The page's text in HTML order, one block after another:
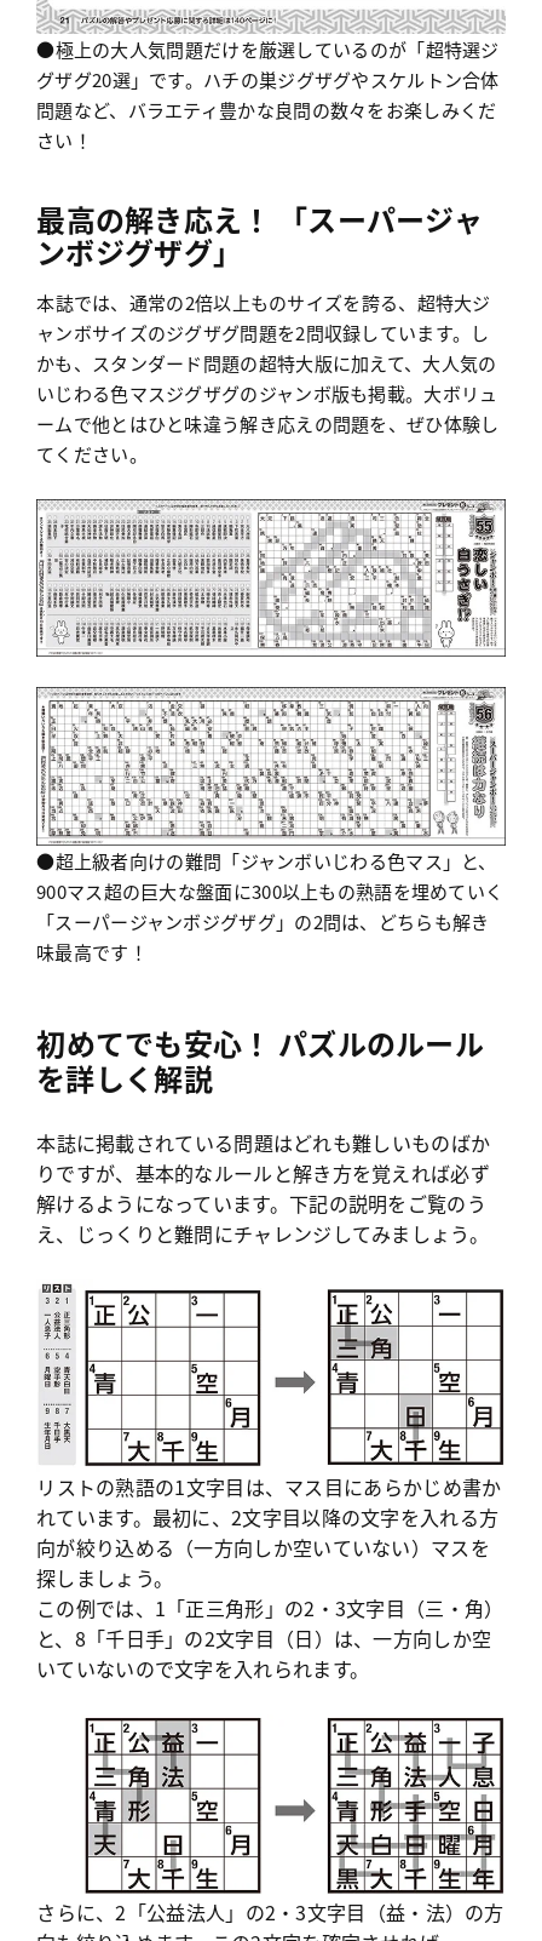
●極上の大人気問題だけを厳選しているのが「超特選ジ
グザグ20選」です。ハチの巣ジグザグやスケルトン合体
問題など、バラエティ豊かな良問の数々をお楽しみくだ
さい！
最高の解き応え！ 「スーパージャ
ンボジグザグ」
本誌では、通常の2倍以上ものサイズを誇る、超特大ジ
ャンボサイズのジグザグ問題を2問収録しています。し
かも、スタンダード問題の超特大版に加えて、大人気の
いじわる色マスジグザグのジャンボ版も掲載。大ボリュ
ームで他とはひと味違う解き応えの問題を、ぜひ体験し
てください。
●超上級者向けの難問「ジャンボいじわる色マス」と、
900マス超の巨大な盤面に300以上もの熟語を埋めていく
「スーパージャンボジグザグ」の2問は、どちらも解き
味最高です！
初めてでも安心！ パズルのルール
を詳しく解説
本誌に掲載されている問題はどれも難しいものばか
りですが、基本的なルールと解き方を覚えれば必ず
解けるようになっています。下記の説明をご覧のう
え、じっくりと難問にチャレンジしてみましょう。
リストの熟語の1文字目は、マス目にあらかじめ書か
れています。最初に、2文字目以降の文字を入れる方
向が絞り込める（一方向しか空いていない）マスを
探しましょう。
この例では、1「正三角形」の2・3文字目（三・角）
と、8「千日手」の2文字目（日）は、一方向しか空
いていないので文字を入れられます。
さらに、2「公益法人」の2・3文字目（益・法）の方